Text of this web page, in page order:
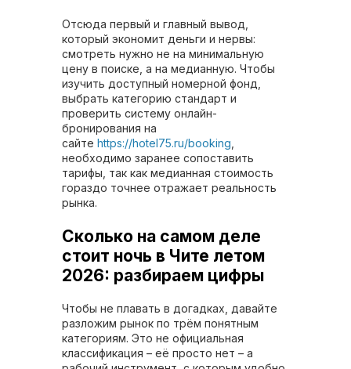
Отсюда первый и главный вывод,
который экономит деньги и нервы:
смотреть нужно не на минимальную
цену в поиске, а на медианную. Чтобы
изучить доступный номерной фонд,
выбрать категорию стандарт и
проверить систему онлайн-
бронирования на
сайте https://hotel75.ru/booking
необходимо заранее сопоставить
тарифы, так как медианная стоимость
гораздо точнее отражает реальность
рынка.
Сколько на самом деле
стоит ночь в Чите летом
2026: разбираем цифры
Чтобы не плавать в догадках, давайте
разложим рынок по трём понятным
категориям. Это не официальная
классификация – её просто нет – а